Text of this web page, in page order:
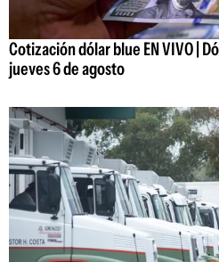
Cotización dólar blue EN VIVO |
jueves 6 de agosto